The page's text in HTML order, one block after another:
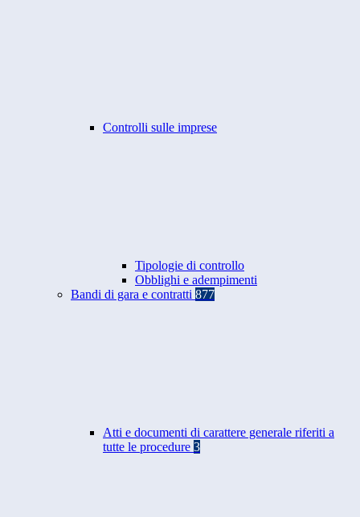
Controlli sulle imprese
Tipologie di controllo
Obblighi e adempimenti
Bandi di gara e contratti 877
Atti e documenti di carattere generale riferiti a
tutte le procedure 3